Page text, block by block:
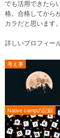
でも活用できたら
格。合格してから
カラだと思います。
詳しいプロフィー
考え事
Native campの記録